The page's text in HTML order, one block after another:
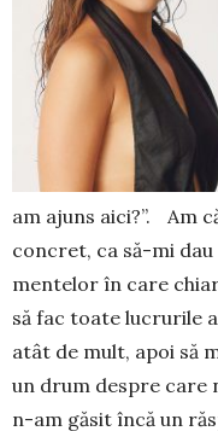
am ajuns aici?”. Am
concret, ca să-mi
men­telor în care
să fac toa­te lu­cru­rile
atât de mult, apoi să
un drum des­pre care
n-am găsit încă un